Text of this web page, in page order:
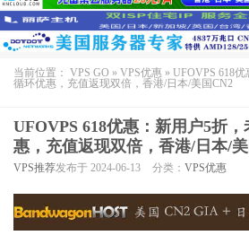
当前位置： VPS GO » VPS优惠 » UFOVPS 618
循环优惠，充值返现双倍，香港/日本/美国CN2
UFOVPS 618优惠：新用户5折
惠，充值返现双倍，香港/日本/
VPS推荐发布于 2024-06-13 分类： VPS优惠